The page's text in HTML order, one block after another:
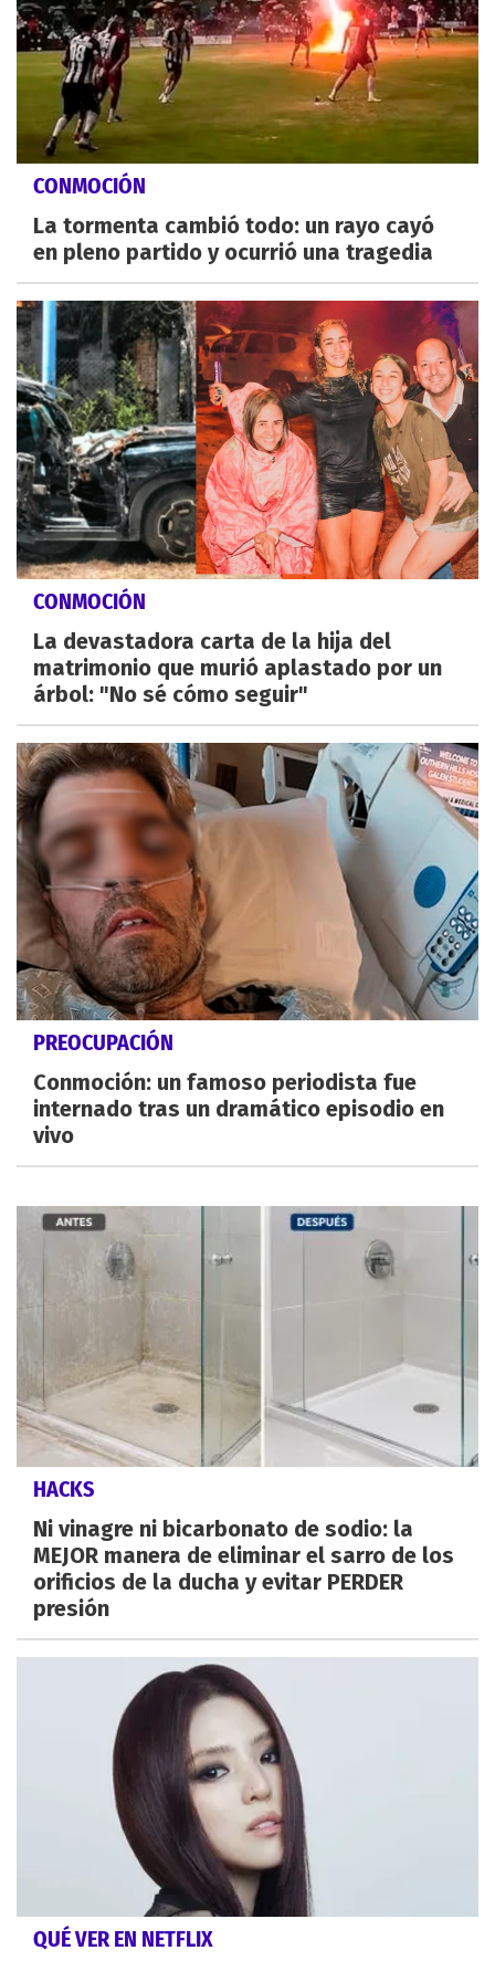
CONMOCIÓN
La tormenta cambió todo: un rayo cayó
en pleno partido y ocurrió una tragedia
CONMOCIÓN
La devastadora carta de la hija del
matrimonio que murió aplastado por un
árbol: "No sé cómo seguir"
PREOCUPACIÓN
Conmoción: un famoso periodista fue
internado tras un dramático episodio en
vivo
HACKS
Ni vinagre ni bicarbonato de sodio: la
MEJOR manera de eliminar el sarro de los
orificios de la ducha y evitar PERDER
presión
QUÉ VER EN NETFLIX